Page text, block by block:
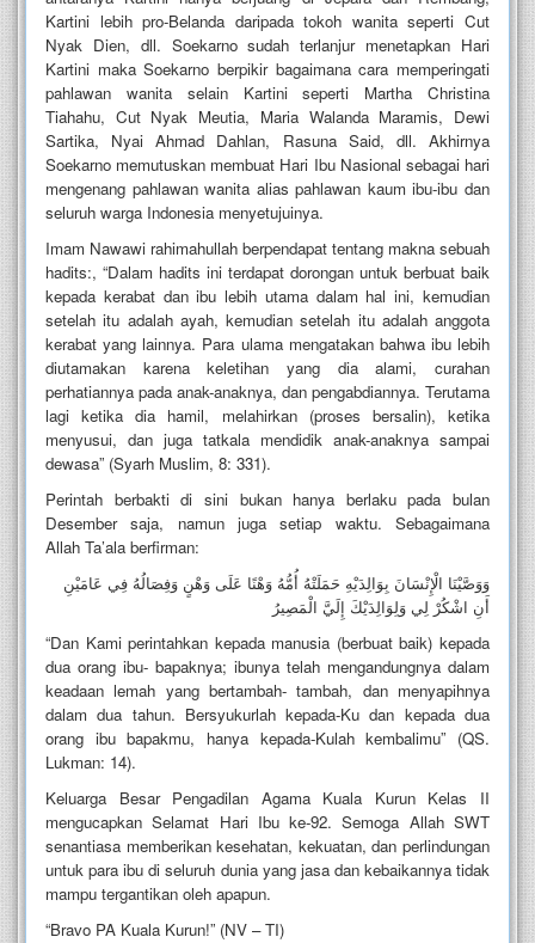
Kartini lebih pro-Belanda daripada tokoh wanita seperti Cut
Nyak Dien, dll. Soekarno sudah terlanjur menetapkan Hari
Kartini maka Soekarno berpikir bagaimana cara memperingati
pahlawan wanita selain Kartini seperti Martha Christina
Tiahahu, Cut Nyak Meutia, Maria Walanda Maramis, Dewi
Sartika, Nyai Ahmad Dahlan, Rasuna Said, dll. Akhirnya
Soekarno memutuskan membuat Hari Ibu Nasional sebagai hari
mengenang pahlawan wanita alias pahlawan kaum ibu-ibu dan
seluruh warga Indonesia menyetujuinya.
Imam Nawawi rahimahullah berpendapat tentang makna sebuah
hadits:, “Dalam hadits ini terdapat dorongan untuk berbuat baik
kepada kerabat dan ibu lebih utama dalam hal ini, kemudian
setelah itu adalah ayah, kemudian setelah itu adalah anggota
kerabat yang lainnya. Para ulama mengatakan bahwa ibu lebih
diutamakan karena keletihan yang dia alami, curahan
perhatiannya pada anak-anaknya, dan pengabdiannya. Terutama
lagi ketika dia hamil, melahirkan (proses bersalin), ketika
menyusui, dan juga tatkala mendidik anak-anaknya sampai
dewasa” (Syarh Muslim, 8: 331).
Perintah berbakti di sini bukan hanya berlaku pada bulan
Desember saja, namun juga setiap waktu. Sebagaimana
Allah Ta’ala berfirman:
وَوَصَّيْنَا الْإِنْسَانَ بِوَالِدَيْهِ حَمَلَتْهُ أُمُّهُ وَهْنًا عَلَى وَهْنٍ وَفِصَالُهُ فِي عَامَيْنِ
أَنِ اشْكُرْ لِي وَلِوَالِدَيْكَ إِلَيَّ الْمَصِيرُ
“Dan Kami perintahkan kepada manusia (berbuat baik) kepada
dua orang ibu- bapaknya; ibunya telah mengandungnya dalam
keadaan lemah yang bertambah- tambah, dan menyapihnya
dalam dua tahun. Bersyukurlah kepada-Ku dan kepada dua
orang ibu bapakmu, hanya kepada-Kulah kembalimu” (QS.
Lukman: 14).
Keluarga Besar Pengadilan Agama Kuala Kurun Kelas II
mengucapkan Selamat Hari Ibu ke-92. Semoga Allah SWT
senantiasa memberikan kesehatan, kekuatan, dan perlindungan
untuk para ibu di seluruh dunia yang jasa dan kebaikannya tidak
mampu tergantikan oleh apapun.
“Bravo PA Kuala Kurun!” (NV – TI)